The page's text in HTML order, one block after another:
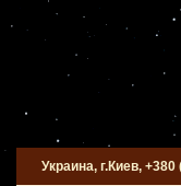
Украина, г.Киев,